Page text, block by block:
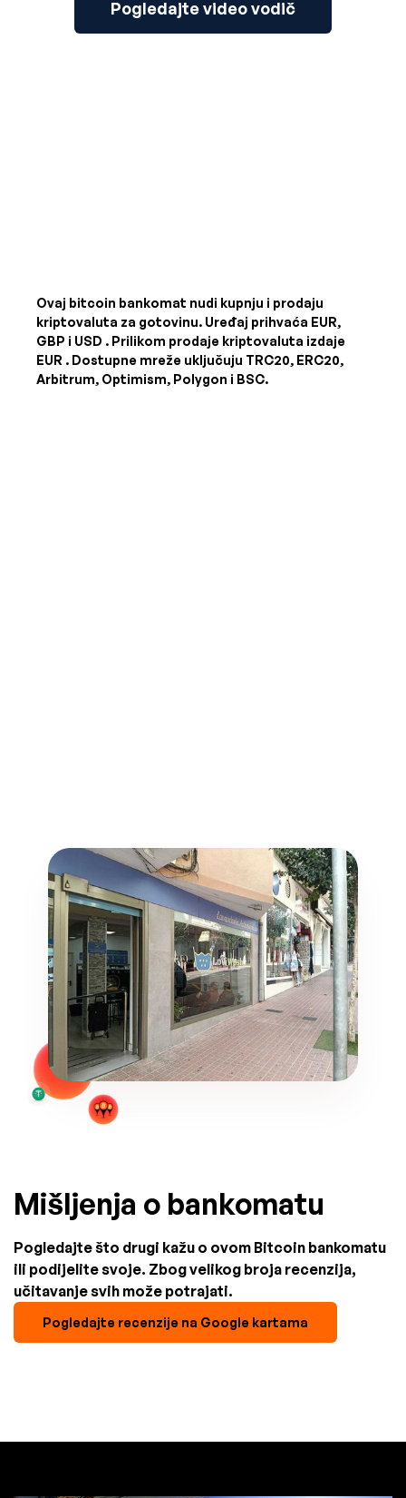
Pogledajte video vodič
Ovaj bitcoin bankomat nudi kupnju i prodaju
kriptovaluta za gotovinu. Uređaj prihvaća EUR,
GBP i USD . Prilikom prodaje kriptovaluta izdaje
EUR . Dostupne mreže uključuju TRC20, ERC20,
Arbitrum, Optimism, Polygon i BSC.
Mišljenja o bankomatu
Pogledajte što drugi kažu o ovom Bitcoin bankomatu
ili podijelite svoje. Zbog velikog broja recenzija,
učitavanje svih može potrajati.
Pogledajte recenzije na Google kartama